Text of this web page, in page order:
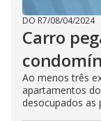
DO R7/08/04/2024
Carro
Ao menos três
apartamentos
desocupados as